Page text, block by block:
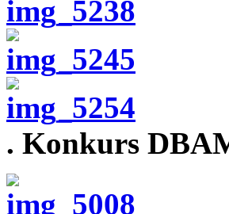
. Konkurs